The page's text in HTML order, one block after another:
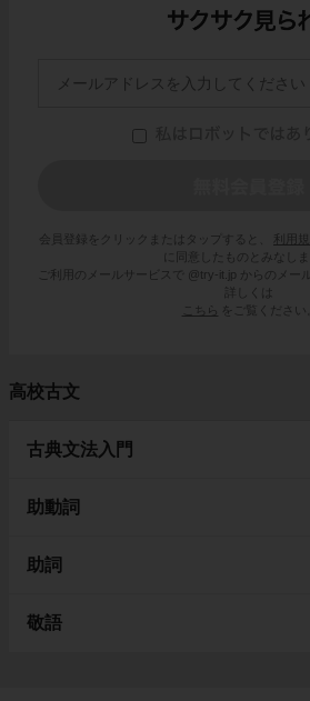
会員登録をクリックまたはタップすると、
利用
に同意したものとみなしま
ご利用のメールサービスで @try-it.jp からのメー
詳しくは
こちら
をご覧ください
高校古文
古典文法入門
助動詞
助詞
敬語